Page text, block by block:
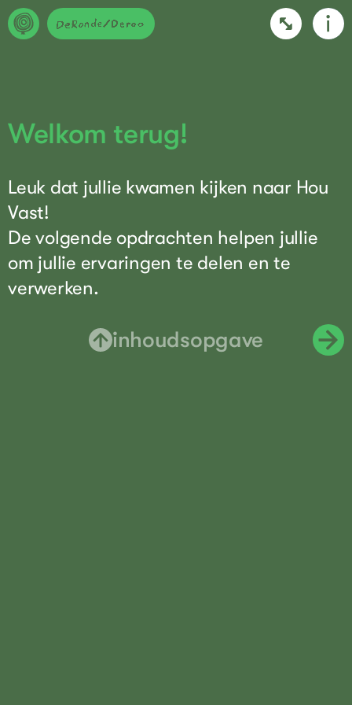
Welkom terug!
Leuk dat jullie kwamen kijken naar Hou
Vast!
De volgende opdrachten helpen jullie
om jullie ervaringen te delen en te
verwerken.
inhoudsopgave